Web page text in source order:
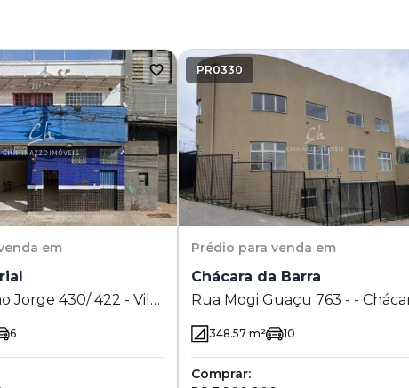
em
Jorge 430/ 422 - Vila
6
PR0330
Prédio para venda em
Chácara da Barra
Rua Mogi Guaçu 763 - - Chácara
da Barra - Campinas - SP
348.57 m² 10
Comprar: